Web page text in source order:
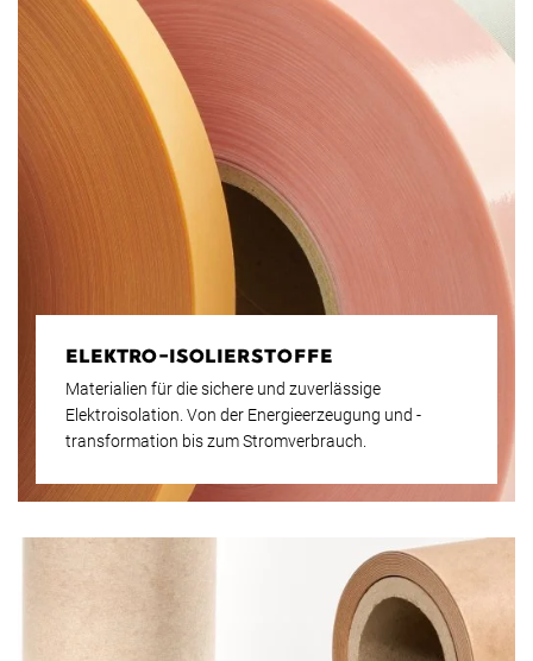
ELEKTRO-ISOLIERSTOFFE
Materialien für die sichere und zuverlässige
Elektroisolation. Von der Energieerzeugung und -
transformation bis zum Stromverbrauch.